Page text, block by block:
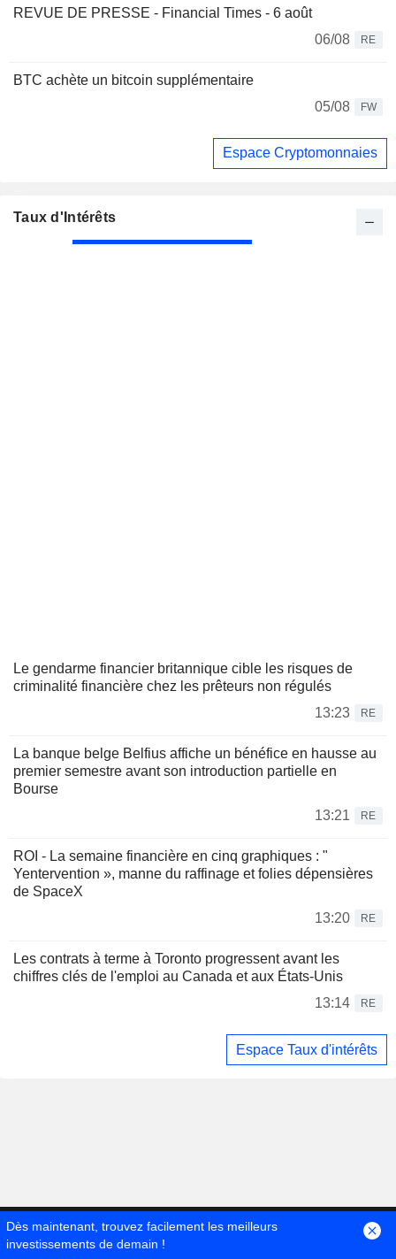
REVUE DE PRESSE - Financial Times - 6 août
06/08
RE
BTC achète un bitcoin supplémentaire
05/08
FW
Espace Cryptomonnaies
Taux d'Intérêts
Le gendarme financier britannique cible les risques de
criminalité financière chez les prêteurs non régulés
13:23
RE
La banque belge Belfius affiche un bénéfice en hausse au
premier semestre avant son introduction partielle en
Bourse
13:21
RE
ROI - La semaine financière en cinq graphiques : "
Yentervention », manne du raffinage et folies dépensières
de SpaceX
13:20
RE
Les contrats à terme à Toronto progressent avant les
chiffres clés de l'emploi au Canada et aux États-Unis
13:14
RE
Espace Taux d'intérêts
Dès maintenant, trouvez facilement les meilleurs
investissements de demain !